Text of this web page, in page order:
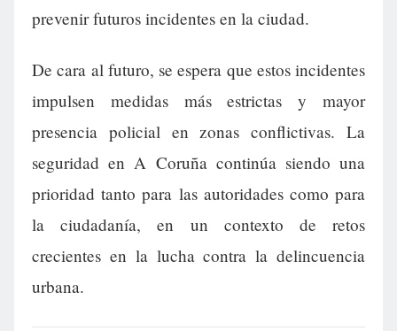
prevenir futuros incidentes en la ciudad.
De cara al futuro, se espera que estos incidentes
impulsen medidas más estrictas y mayor
presencia policial en zonas conflictivas. La
seguridad en A Coruña continúa siendo una
prioridad tanto para las autoridades como para
la ciudadanía, en un contexto de retos
crecientes en la lucha contra la delincuencia
urbana.